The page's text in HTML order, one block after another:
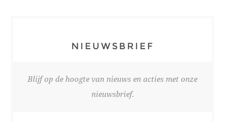
NIEUWSBRIEF
Blijf op de hoogte van nieuws en acties met onze
nieuwsbrief.